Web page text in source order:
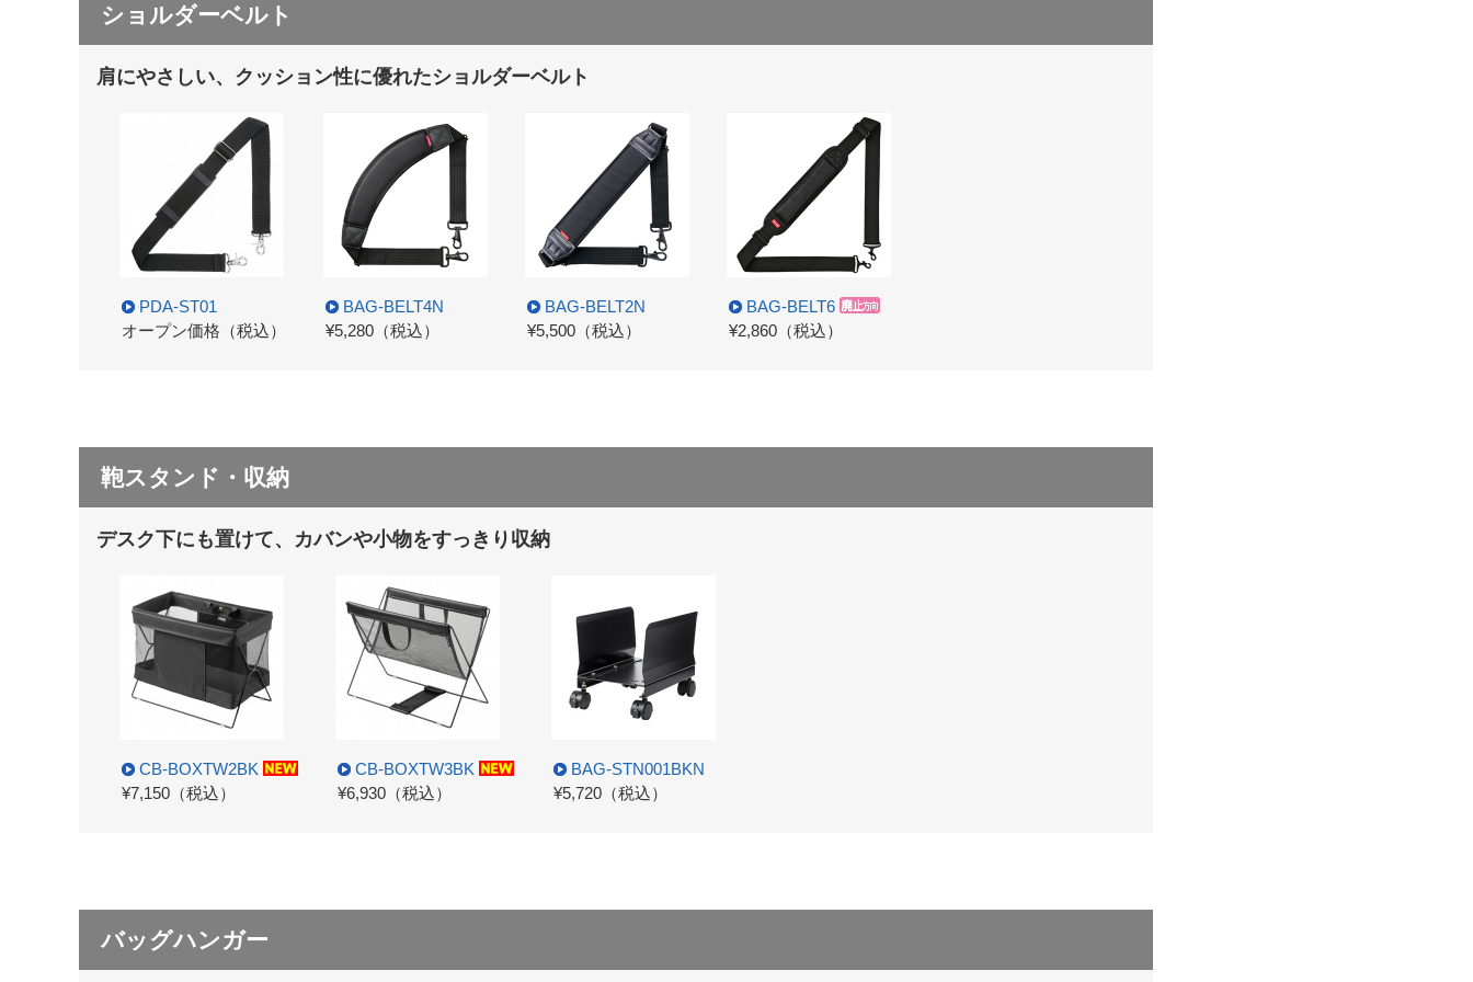
ショルダーベルト
肩にやさしい、クッション性に優れたショルダーベルト
PDA-ST01
オープン価格（税込）
BAG-BELT4N
¥5,280（税込）
BAG-BELT2N
¥5,500（税込）
BAG-BELT6
¥2,860（税込）
鞄スタンド・収納
デスク下にも置けて、カバンや小物をすっきり収納
CB-BOXTW2BK
¥7,150（税込）
CB-BOXTW3BK
¥6,930（税込）
BAG-STN001BKN
¥5,720（税込）
バッグハンガー